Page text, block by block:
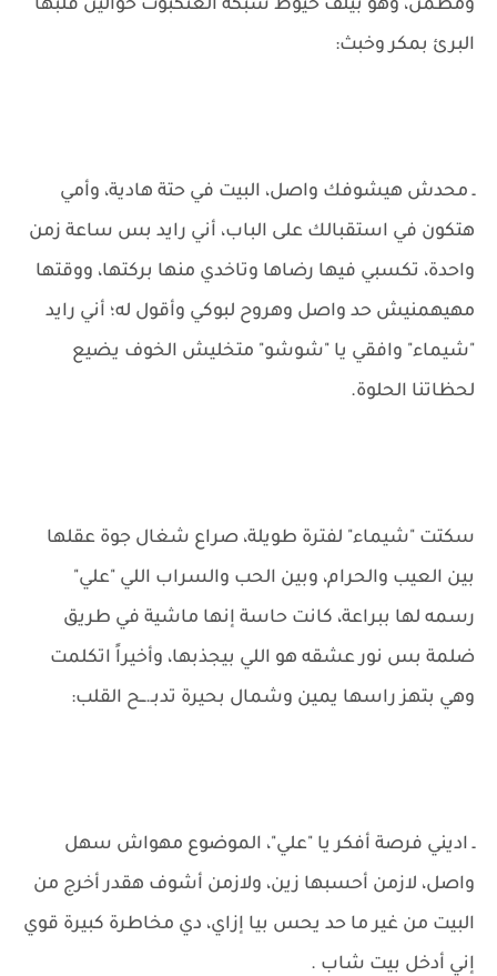
ومطمن، وهو بيلف خيوط شبكة العنكبوت حوالين قلبها
البرئ بمكر وخبث:
ـ محدش هيشوفك واصل، البيت في حتة هادية، وأمي
هتكون في استقبالك على الباب، أني رايد بس ساعة زمن
واحدة، تكسبي فيها رضاها وتاخدي منها بركتها، ووقتها
مهيهمنيش حد واصل وهروح لبوكي وأقول له؛ أني رايد
"شيماء" وافقي يا "شوشو" متخليش الخوف يضيع
لحظاتنا الحلوة.
سكتت "شيماء" لفترة طويلة، صراع شغال جوة عقلها
بين العيب والحرام، وبين الحب والسراب اللي "علي"
رسمه لها ببراعة، كانت حاسة إنها ماشية في طريق
ضلمة بس نور عشقه هو اللي بيجذبها، وأخيراً اتكلمت
وهي بتهز راسها يمين وشمال بحيرة تدبـ.ــح القلب:
ـ اديني فرصة أفكر يا "علي"، الموضوع مهواش سهل
واصل، لازمن أحسبها زين، ولازمن أشوف هقدر أخرج من
البيت من غير ما حد يحس بيا إزاي، دي مخاطرة كبيرة قوي
إني أدخل بيت شاب .